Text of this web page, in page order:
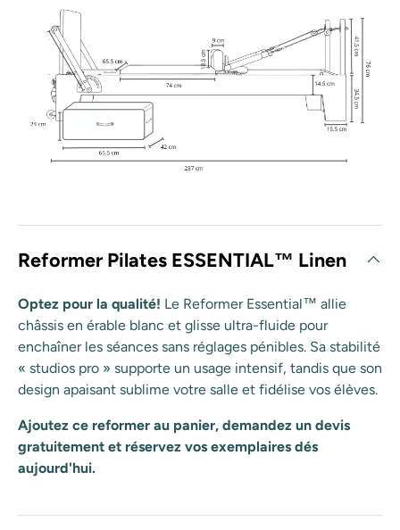
Reformer Pilates ESSENTIAL™ Linen
Optez pour la qualité! Le Reformer Essential™ allie
châssis en érable blanc et glisse ultra-fluide pour
enchaîner les séances sans réglages pénibles. Sa stabilité
« studios pro » supporte un usage intensif, tandis que son
design apaisant sublime votre salle et fidélise vos élèves.
Ajoutez ce reformer au panier, demandez un devis
gratuitement et réservez vos exemplaires dés
aujourd'hui.